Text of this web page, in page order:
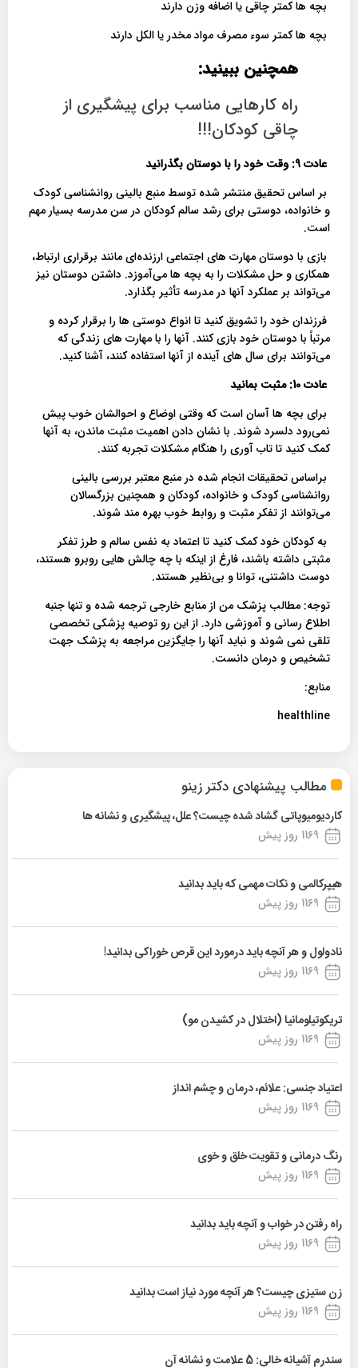
مطالب پیشنهادی دکتر زینو
کاردیومیوپاتی گشاد شده چیست؟ علل، پیشگیری و نشانه ها
1169 روز پیش
هیپرکالمی و نکات مهمی که باید بدانید
1169 روز پیش
نادولول و هر آنچه باید درمورد این قرص خوراکی بدانید!
1169 روز پیش
تریکوتیلومانیا (اختلال در کشیدن مو)
1169 روز پیش
اعتیاد جنسی: علائم، درمان و چشم انداز
1169 روز پیش
رنگ درمانی و تقویت خلق و خوی
1169 روز پیش
راه رفتن در خواب و آنچه باید بدانید
1169 روز پیش
زن ستیزی چیست؟ هر آنچه مورد نیاز است بدانید
1169 روز پیش
سندرم آشیانه خالی: 5 علامت و نشانه آن
بچه ها کمتر چاقی یا اضافه وزن دارند
بچه ها کمتر سوء مصرف مواد مخدر یا الکل دارند
همچنین ببینید:
راه کارهایی مناسب برای پیشگیری از
چاقی کودکان!!!
عادت 9: وقت خود را با دوستان بگذرانید
بر اساس تحقیق منتشر شده توسط منبع بالینی روانشناسی کودک
و خانواده، دوستی برای رشد سالم کودکان در سن مدرسه بسیار مهم
است.
بازی با دوستان مهارت های اجتماعی ارزنده‌ای مانند برقراری ارتباط،
همکاری و حل مشکلات را به بچه ها می‌آموزد. داشتن دوستان نیز
می‌تواند بر عملکرد آنها در مدرسه تأثیر بگذارد.
فرزندان خود را تشویق کنید تا انواع دوستی ها را برقرار کرده و
مرتباً با دوستان خود بازی کنند. آنها را با مهارت های زندگی که
می‌توانند برای سال های آینده از آنها استفاده کنند، آشنا کنید.
عادت 10: مثبت بمانید
برای بچه ها آسان است که وقتی اوضاع و احوالشان خوب پیش
نمی‌رود دلسرد شوند. با نشان دادن اهمیت مثبت ماندن، به آنها
کمک کنید تا تاب آوری را هنگام مشکلات تجربه کنند.
براساس تحقیقات انجام شده در منبع معتبر بررسی بالینی
روانشناسی کودک و خانواده، کودکان و همچنین بزرگسالان
می‌توانند از تفکر مثبت و روابط خوب بهره مند شوند.
به کودکان خود کمک کنید تا اعتماد به نفس سالم و طرز تفکر
مثبتی داشته باشند، فارغ از اینکه با چه چالش هایی روبرو هستند،
دوست داشتنی، توانا و بی‌نظیر هستند.
توجه: مطالب پزشک من از منابع خارجی ترجمه شده و تنها جنبه
اطلاع رسانی و آموزشی دارد. از این رو توصیه پزشکی تخصصی
تلقی نمی شوند و نباید آنها را جایگزین مراجعه به پزشک جهت
تشخیص و درمان دانست.
منابع:
healthline